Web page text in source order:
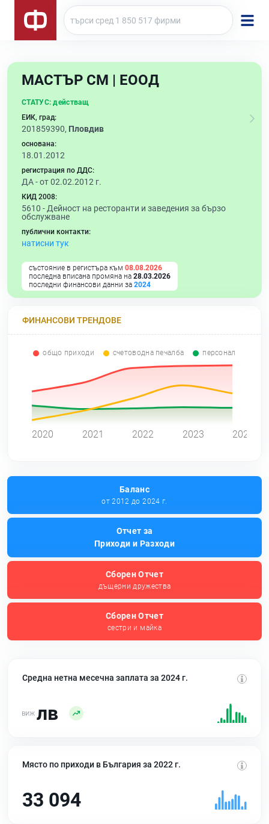
МАСТЪР СМ | ЕООД
СТАТУС: действащ
ЕИК, град:
201859390, Пловдив
основана:
18.01.2012
регистрация по ДДС:
ДА - от 02.02.2012 г.
КИД 2008:
5610 - Дейност на ресторанти и заведения за бързо
обслужване
публични контакти:
натисни тук
състояние в регистъра към 08.08.2026
последна вписана промяна на 28.03.2026
последни финансови данни за 2024
ФИНАНСОВИ ТРЕНДОВЕ
общо приходи счетоводна печалба персонал
2020 2021 2022 2023 2024
Баланс
от 2012 до 2024 г.
Отчет за
Приходи и Разходи
Сборен Отчет
дъщерни дружества
Сборен Отчет
сестри и майка
Средна нетна месечна заплата за 2024 г.
лв
Място по приходи в България за 2022 г.
33 094